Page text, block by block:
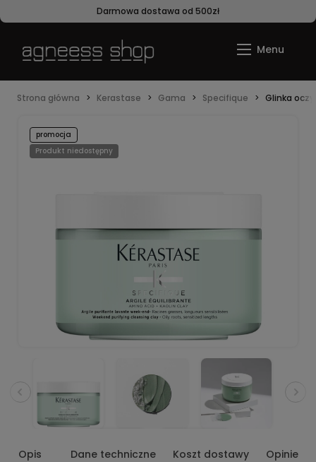
Darmowa dostawa od 500zł
Strona główna Kerastase Gama Specifique Glinka
promocja
Produkt niedostępny
Opis Dane techniczne Koszt dostawy Opinie